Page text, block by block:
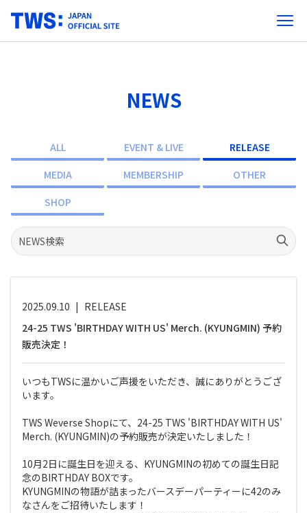
NEWS
ALL EVENT & LIVE
RELEASE
MEDIA
MEMBERSHIP
OTHER
SHOP
2025.09.10 | RELEASE
24-25 TWS 'BIRTHDAY WITH US' Merch. (KYUNGMIN) 予約
販売決定！
いつもTWSに温かいご声援をいただき、誠にありがとうござ
います。
TWS Weverse Shopにて、24-25 TWS 'BIRTHDAY WITH US'
Merch. (KYUNGMIN)の予約販売が決定いたしました！
10月2日に誕生日を迎える、KYUNGMINの初めての誕生日記
念のBIRTHDAY BOXです。
KYUNGMINの物語が詰まったバースデーパーティーに42のみ
なさんをご招待いたします！